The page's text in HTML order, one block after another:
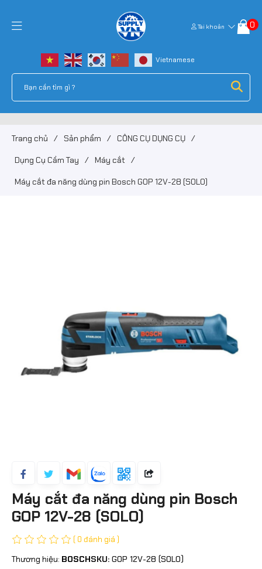
Tài khoản 0
Trang chủ / Sản phẩm / CÔNG CỤ DỤNG CỤ /
Dụng Cụ Cầm Tay / Máy cắt /
Máy cắt đa năng dùng pin Bosch GOP 12V-28 (SOLO)
Máy cắt đa năng dùng pin Bosch
GOP 12V-28 (SOLO)
( 0 đánh giá )
Thương hiệu: BOSCHSKU: GOP 12V-28 (SOLO)